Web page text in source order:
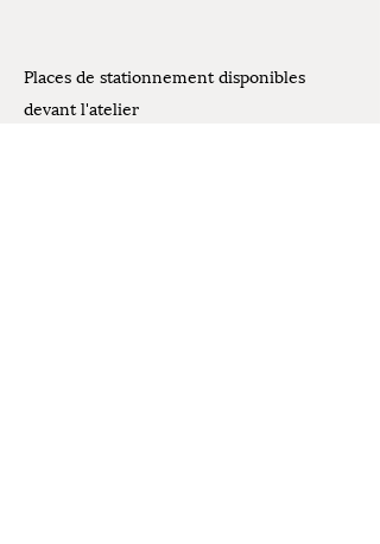
Places de stationnement disponibles
devant l'atelier